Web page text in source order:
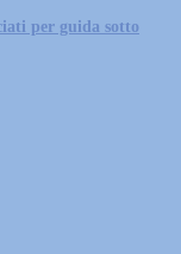
per guida sotto